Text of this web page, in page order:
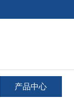
产品中心